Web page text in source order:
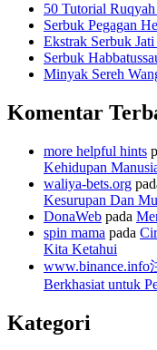
50 Tutorial
Serbuk Pegagan
Ekstrak Serbuk
Serbuk
Minyak Sereh
Komentar
more helpful hints
Kehidupan
waliya-bets.org
Kesurupan Dan
DonaWeb pada
spin mama pada
Kita Ketahui
www.binance.info
Berkhasiat untuk
Kategori